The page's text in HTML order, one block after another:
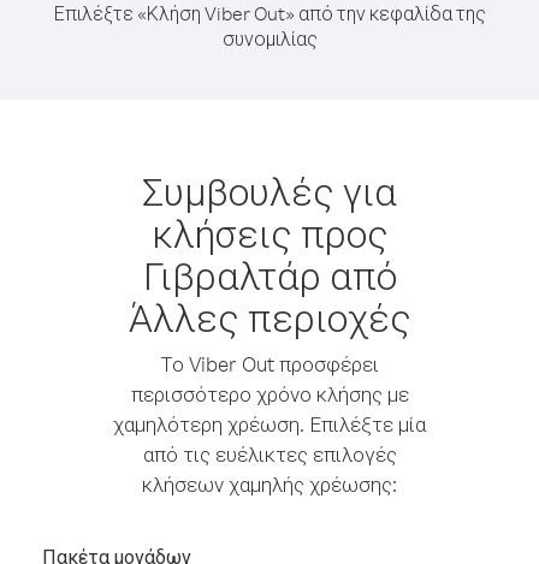
Επιλέξτε «Κλήση Viber Out» από την κεφαλίδα της
συνομιλίας
Συμβουλές για
κλήσεις προς
Γιβραλτάρ από
Άλλες περιοχές
Το Viber Out προσφέρει
περισσότερο χρόνο κλήσης με
χαμηλότερη χρέωση. Επιλέξτε μία
από τις ευέλικτες επιλογές
κλήσεων χαμηλής χρέωσης:
Πακέτα μονάδων